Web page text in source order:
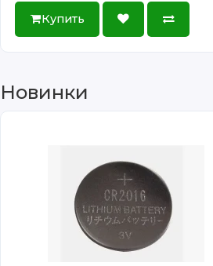
Купить
Новинки